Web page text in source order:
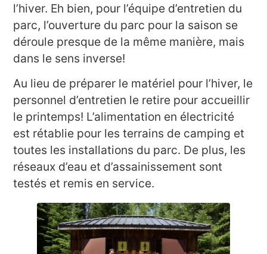
l’hiver. Eh bien, pour l’équipe d’entretien du
parc, l’ouverture du parc pour la saison se
déroule presque de la même manière, mais
dans le sens inverse!
Au lieu de préparer le matériel pour l’hiver, le
personnel d’entretien le retire pour accueillir
le printemps! L’alimentation en électricité
est rétablie pour les terrains de camping et
toutes les installations du parc. De plus, les
réseaux d’eau et d’assainissement sont
testés et remis en service.